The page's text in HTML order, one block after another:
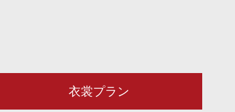
衣裳プラン